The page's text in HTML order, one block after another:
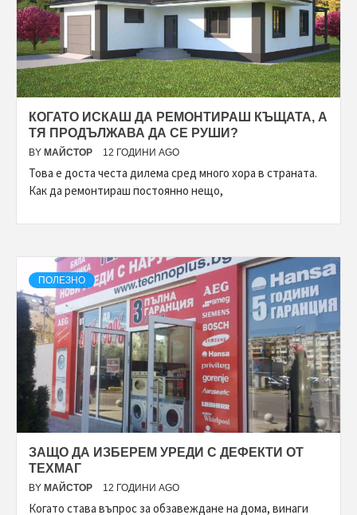
КОГАТО ИСКАШ ДА РЕМОНТИРАШ КЪЩАТА, А
ТЯ ПРОДЪЛЖАВА ДА СЕ РУШИ?
BY МАЙСТОР 12 ГОДИНИ AGO
Това е доста честа дилема сред много хора в страната.
Как да ремонтираш постоянно нещо,
ПОЛЕЗНО
ЗАЩО ДА ИЗБЕРЕМ УРЕДИ С ДЕФЕКТИ ОТ
ТЕХМАГ
BY МАЙСТОР 12 ГОДИНИ AGO
Когато става въпрос за обзавеждане на дома, винаги